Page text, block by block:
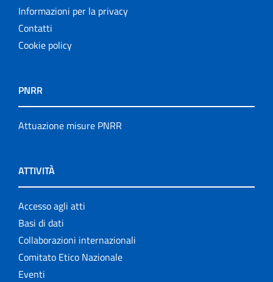
Informazioni per la privacy
Contatti
Cookie policy
PNRR
Attuazione misure PNRR
ATTIVITÀ
Accesso agli atti
Basi di dati
Collaborazioni internazionali
Comitato Etico Nazionale
Eventi